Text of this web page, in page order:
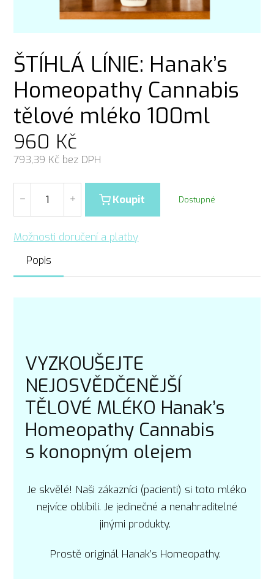
ŠTÍHLÁ LÍNIE: Hanak’s
Homeopathy Cannabis
tělové mléko 100ml
960 Kč
793,39 Kč bez DPH
Koupit Dostupné
Možnosti doručení a platby
Popis
VYZKOUŠEJTE
NEJOSVĚDČENĚJŠÍ
TĚLOVÉ MLÉKO Hanak’s
Homeopathy Cannabis
s konopným olejem
Je skvělé! Naši zákazníci (pacienti) si toto mléko
nejvíce oblíbili. Je jedinečné a nenahraditelné
jinými produkty.
Prostě originál Hanak’s Homeopathy.